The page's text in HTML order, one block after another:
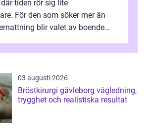
tiden rör sig lite
För den som söker mer än
blir valet av boende
03 augusti 2026
Bröstkirurgi gävleborg vägledning,
trygghet och realistiska resultat